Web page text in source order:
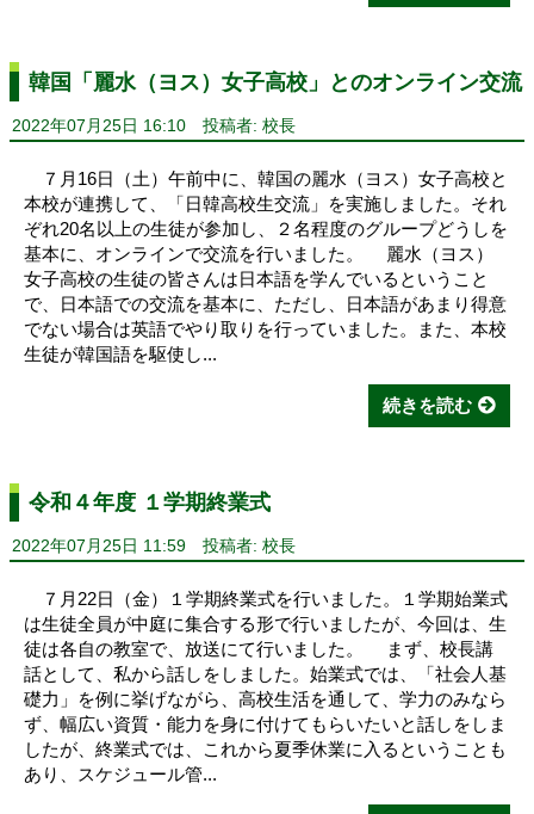
韓国「麗水（ヨス）女子高校」とのオンライン交流
2022年07月25日 16:10 投稿者: 校長
７月16日（土）午前中に、韓国の麗水（ヨス）女子高校と
本校が連携して、「日韓高校生交流」を実施しました。それ
ぞれ20名以上の生徒が参加し、２名程度のグループどうしを
基本に、オンラインで交流を行いました。 麗水（ヨス）
女子高校の生徒の皆さんは日本語を学んでいるということ
で、日本語での交流を基本に、ただし、日本語があまり得意
でない場合は英語でやり取りを行っていました。また、本校
生徒が韓国語を駆使し...
続きを読む
令和４年度 １学期終業式
2022年07月25日 11:59 投稿者: 校長
７月22日（金）１学期終業式を行いました。１学期始業式
は生徒全員が中庭に集合する形で行いましたが、今回は、生
徒は各自の教室で、放送にて行いました。 まず、校長講
話として、私から話しをしました。始業式では、「社会人基
礎力」を例に挙げながら、高校生活を通して、学力のみなら
ず、幅広い資質・能力を身に付けてもらいたいと話しをしま
したが、終業式では、これから夏季休業に入るということも
あり、スケジュール管...